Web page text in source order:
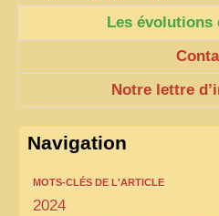
Les évolutions
Notre lettre
Navigation
MOTS-CLÉS DE L'ARTICLE
2024